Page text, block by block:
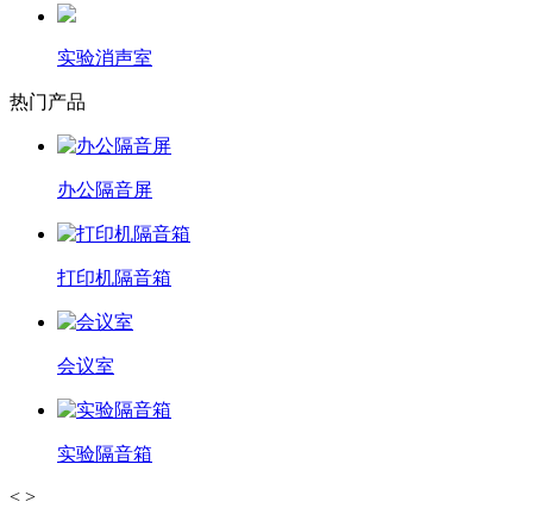
实验消声室
热门产品
办公隔音屏
打印机隔音箱
会议室
实验隔音箱
< >